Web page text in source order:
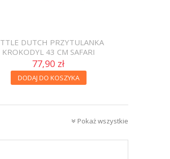
DUTCH PRZYTULANKA
KROKODYL 43 CM SAFARI
77,90 zł
DODAJ DO KOSZYKA
Pokaż wszystkie